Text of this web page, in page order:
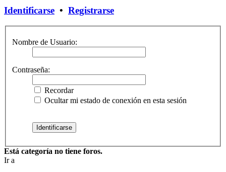
Identificarse • Registrarse
Nombre de Usuario:
Contraseña:
Recordar
Ocultar mi estado de conexión en esta sesión
Está categoría no tiene foros.
Ir a